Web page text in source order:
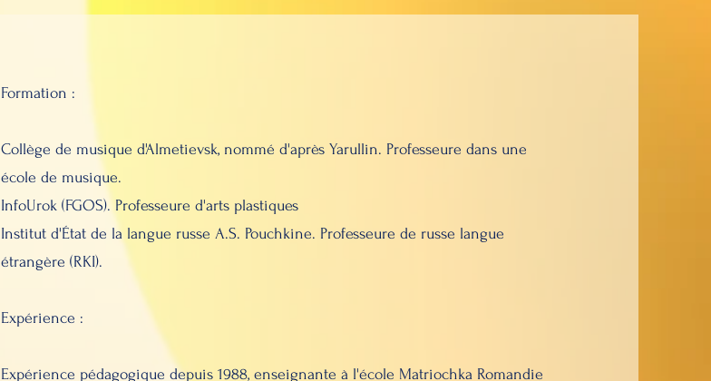
Formation :
Collège de musique d'Almetievsk, nommé d'après Yarullin. Professeure dans une
école de musique.
InfoUrok (FGOS). Professeure d'arts plastiques
Institut d'État de la langue russe A.S. Pouchkine. Professeure de russe langue
étrangère (RKI).
Expérience :
Expérience pédagogique depuis 1988, enseignante à l'école Matriochka Romandie